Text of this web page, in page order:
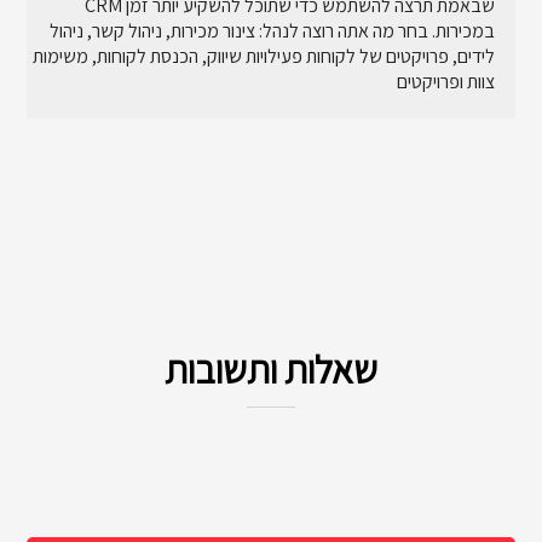
הביקור הדיגיטליות מציעות לרוב גם קוד QR שניתן לסרוק
על ידי מכשירים ניידים, מה שמקל על אחרים לשמור את
פרטי הקשר שלך ישירות בטלפונים שלהם.
CRM שבאמת תרצה להשתמש כדי שתוכל להשקיע יותר זמן
במכירות. בחר מה אתה רוצה לנהל: צינור מכירות, ניהול קשר, ניהול
לידים, פרויקטים של לקוחות פעילויות שיווק, הכנסת לקוחות, משימות
צוות ופרויקטים
שאלות ותשובות